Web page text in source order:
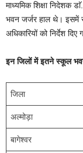
माध्यमिक शिक्षा निदेशक
भवन जर्जर हाल थे। इसमें
अधिकारियों को निर्देश
इन जिलों में इतने स्कूल
जिला
अल्मोड़ा
बागेश्वर